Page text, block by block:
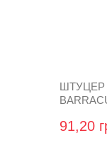
ШТУЦЕР
91,20